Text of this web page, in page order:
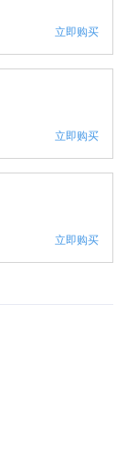
立即购买
立即购买
立即购买